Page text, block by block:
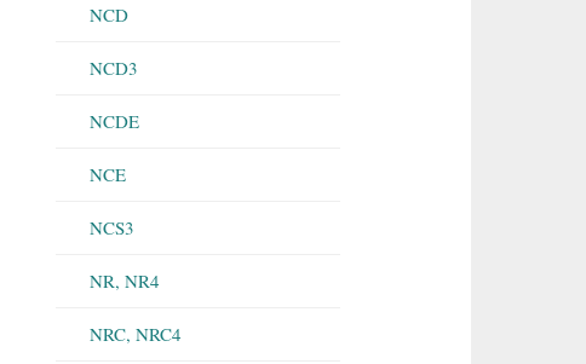
NCD
NCD3
NCDE
NCE
NCS3
NR, NR4
NRC, NRC4